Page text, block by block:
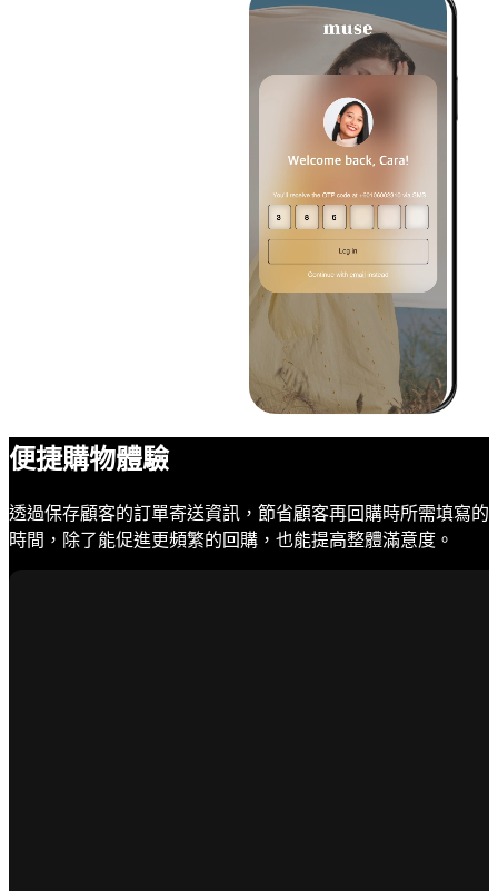
便捷購物體驗
透過保存顧客的訂單寄送資訊，節省顧客再回購時所需填寫的
時間，除了能促進更頻繁的回購，也能提高整體滿意度。